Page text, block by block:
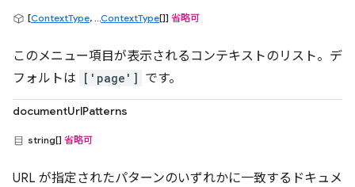
[ContextType, ...ContextType[]] 省略可
このメニュー項目が表示されるコンテキストのリスト。デ
フォルトは
['page'] です。
documentUrlPatterns
string[] 省略可
URL が指定されたパターンのいずれかに一致するドキュメ